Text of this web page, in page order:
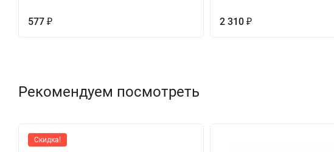
577 ₽ 2 310 ₽
Рекомендуем посмотреть
Скидка!